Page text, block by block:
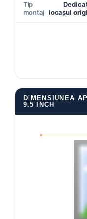
Conectică Skoda
Conectică Suzuki
Conectică Renault
Conectică Hyundai
Tip
montaj locașul
DIMENSIUNEA
9.5 INCH